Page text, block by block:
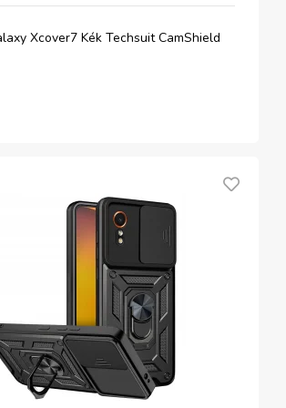
Xcover7 Kék Techsuit CamShield